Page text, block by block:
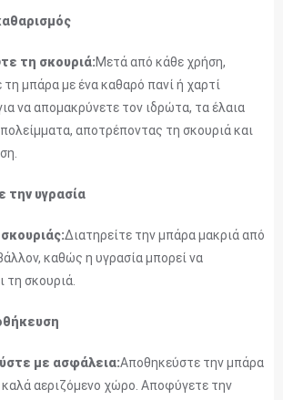
τη σκουριά:Μετά από κάθε χρήση,
τη μπάρα με ένα καθαρό πανί ή χαρτί
να απομακρύνετε τον ιδρώτα, τα έλαια
αποτρέποντας τη σκουριά και
υγρασία
Διατηρείτε την μπάρα μακριά από
καθώς η υγρασία μπορεί να
τη σκουριά.
με ασφάλεια:Αποθηκεύστε την μπάρα
καλά αεριζόμενο χώρο. Αποφύγετε την